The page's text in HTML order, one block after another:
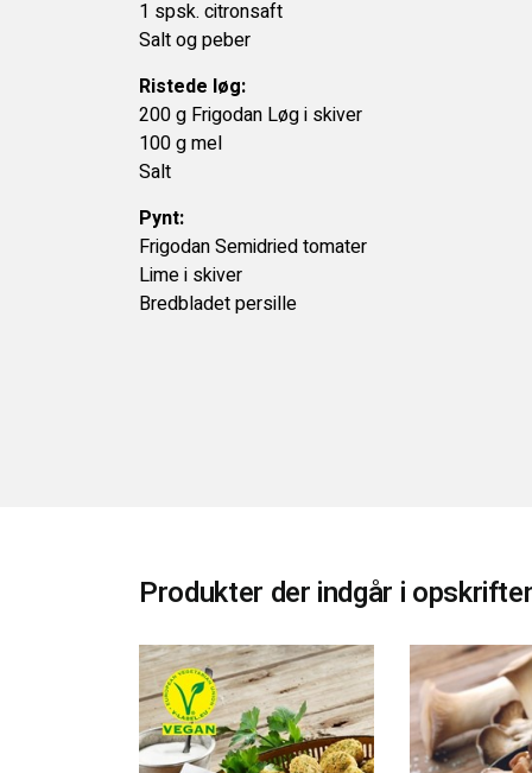
1 spsk. citronsaft
Salt og peber
Ristede løg:
200 g Frigodan Løg i skiver
100 g mel
Salt
Pynt:
Frigodan Semidried tomater
Lime i skiver
Bredbladet persille
Produkter der indgår i